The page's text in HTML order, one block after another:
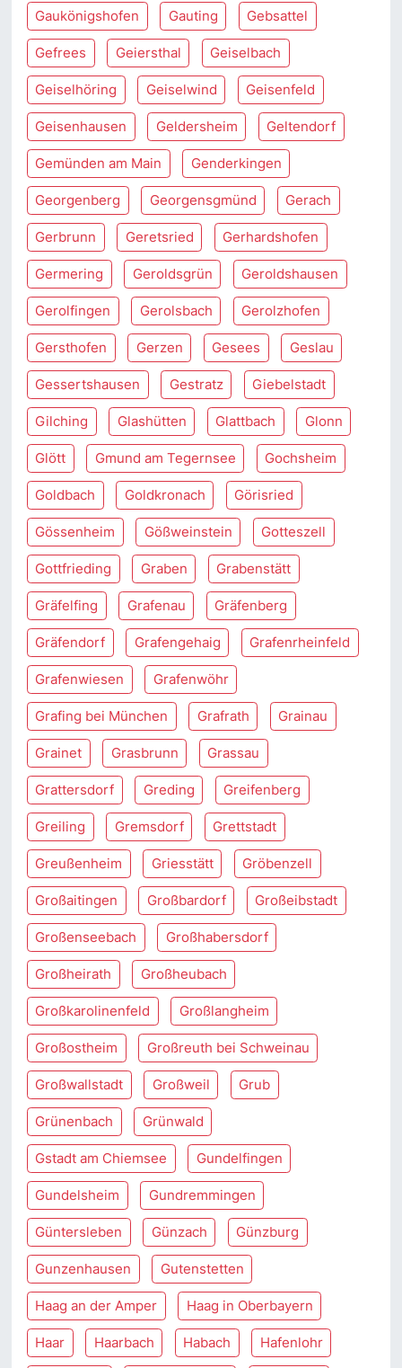
Gaukönigshofen Gauting Gebsattel
Gefrees Geiersthal Geiselbach
Geiselhöring Geiselwind Geisenfeld
Geisenhausen Geldersheim Geltendorf
Gemünden am Main Genderkingen
Georgenberg Georgensgmünd Gerach
Gerbrunn Geretsried Gerhardshofen
Germering Geroldsgrün Geroldshausen
Gerolfingen Gerolsbach Gerolzhofen
Gersthofen Gerzen Gesees Geslau
Gessertshausen Gestratz Giebelstadt
Gilching Glashütten Glattbach Glonn
Glött Gmund am Tegernsee Gochsheim
Goldbach Goldkronach Görisried
Gössenheim Gößweinstein Gotteszell
Gottfrieding Graben Grabenstätt
Gräfelfing Grafenau Gräfenberg
Gräfendorf Grafengehaig Grafenrheinfeld
Grafenwiesen Grafenwöhr
Grafing bei München Grafrath Grainau
Grainet Grasbrunn Grassau
Grattersdorf Greding Greifenberg
Greiling Gremsdorf Grettstadt
Greußenheim Griesstätt Gröbenzell
Großaitingen Großbardorf Großeibstadt
Großenseebach Großhabersdorf
Großheirath Großheubach
Großkarolinenfeld Großlangheim
Großostheim Großreuth bei Schweinau
Großwallstadt Großweil Grub
Grünenbach Grünwald
Gstadt am Chiemsee Gundelfingen
Gundelsheim Gundremmingen
Güntersleben Günzach Günzburg
Gunzenhausen Gutenstetten
Haag an der Amper Haag in Oberbayern
Haar Haarbach Habach Hafenlohr